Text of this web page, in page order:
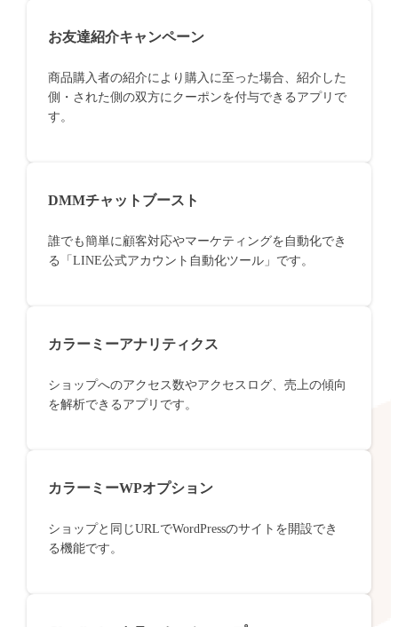
お友達紹介キャンペーン
商品購入者の紹介により購入に至った場合、紹介した
側・された側の双方にクーポンを付与できるアプリで
す。
DMMチャットブースト
誰でも簡単に顧客対応やマーケティングを自動化でき
る「LINE公式アカウント自動化ツール」です。
カラーミーアナリティクス
ショップへのアクセス数やアクセスログ、売上の傾向
を解析できるアプリです。
カラーミーWPオプション
ショップと同じURLでWordPressのサイトを開設でき
る機能です。